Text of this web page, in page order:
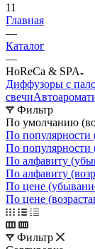
11
Главная
—
Каталог
—
HoReCa & SPA
Диффузоры с
свечи
Фильтр
По умолчанию
По популярности
По популярности
По алфавиту
По алфавиту
По цене
По цене
Фильтр